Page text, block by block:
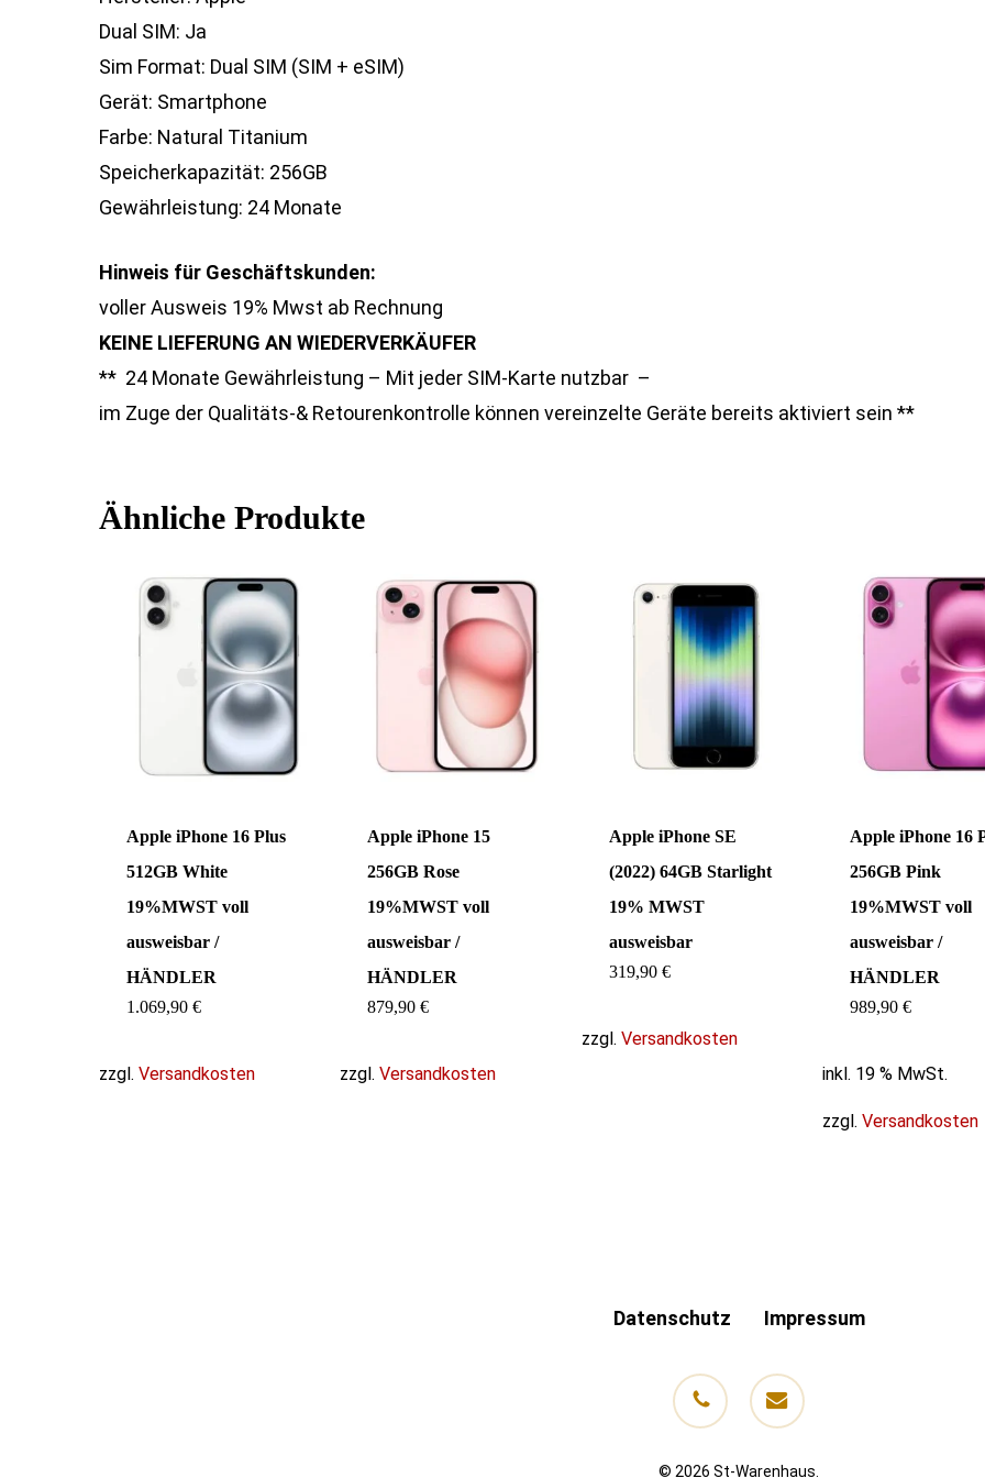
Dual SIM: Ja
Sim Format: Dual SIM (SIM + eSIM)
Gerät: Smartphone
Farbe: Natural Titanium
Speicherkapazität: 256GB
Gewährleistung: 24 Monate
Hinweis für Geschäftskunden:
voller Ausweis 19% Mwst ab Rechnung
KEINE LIEFERUNG AN WIEDERVERKÄUFER
** 24 Monate Gewährleistung – Mit jeder SIM-Karte nutzbar –
im Zuge der Qualitäts-& Retourenkontrolle können vereinzelte Geräte bereits aktiviert sein **
Ähnliche Produkte
Apple iPhone 16 Plus
512GB White
19%MWST voll
ausweisbar /
HÄNDLER
1.069,90 €
zzgl. Versandkosten
Apple iPhone 15
256GB Rose
19%MWST voll
ausweisbar /
HÄNDLER
879,90€
zzgl.Versandkosten
Apple iPhone SE
(2022) 64GB Starlight
19% MWST
ausweisbar
319,90 €
zzgl. Versandkosten
Apple iPhone 16
256GB Pink
19%MWST voll
ausweisbar /
HÄNDLER
989,90€
inkl. 19 % MwSt.
zzgl.Versandkosten
Datenschutz Impressum
phone email
© 2026 St-Warenhaus.